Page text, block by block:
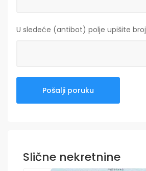
U sledeće (antibot) polje upišite
Slične nekretnine